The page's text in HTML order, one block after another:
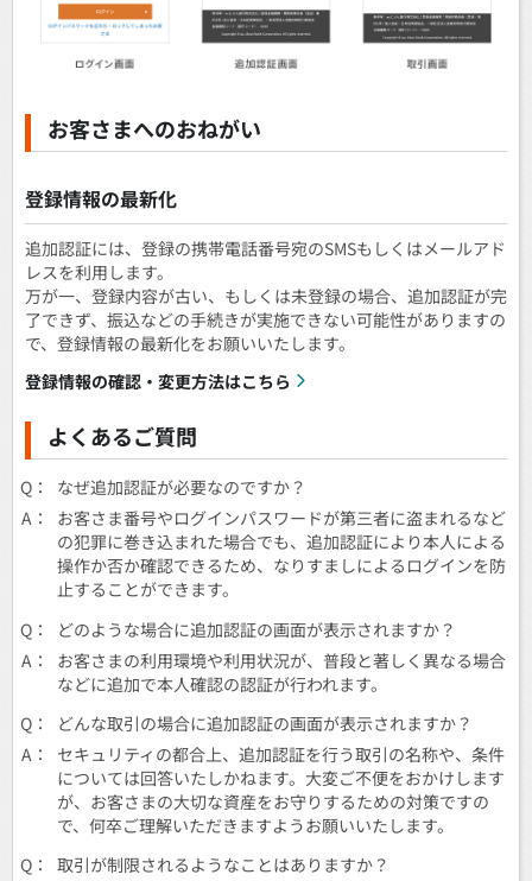
お客さまへのおねがい
登録情報の最新化
追加認証には、登録の携帯電話番号宛のSMSもしくはメールアド
レスを利用します。
万が一、登録内容が古い、もしくは未登録の場合、追加認証が完
了できず、振込などの手続きが実施できない可能性がありますの
で、登録情報の最新化をお願いいたします。
登録情報の確認・変更方法はこちら
よくあるご質問
Q：
なぜ追加認証が必要なのですか？
A：
お客さま番号やログインパスワードが第三者に盗まれるなど
の犯罪に巻き込まれた場合でも、追加認証により本人による
操作か否か確認できるため、なりすましによるログインを防
止することができます。
Q：
どのような場合に追加認証の画面が表示されますか？
A：
お客さまの利用環境や利用状況が、普段と著しく異なる場合
などに追加で本人確認の認証が行われます。
Q：
どんな取引の場合に追加認証の画面が表示されますか？
A：
セキュリティの都合上、追加認証を行う取引の名称や、条件
については回答いたしかねます。大変ご不便をおかけします
が、お客さまの大切な資産をお守りするための対策ですの
で、何卒ご理解いただきますようお願いいたします。
Q：
取引が制限されるようなことはありますか？